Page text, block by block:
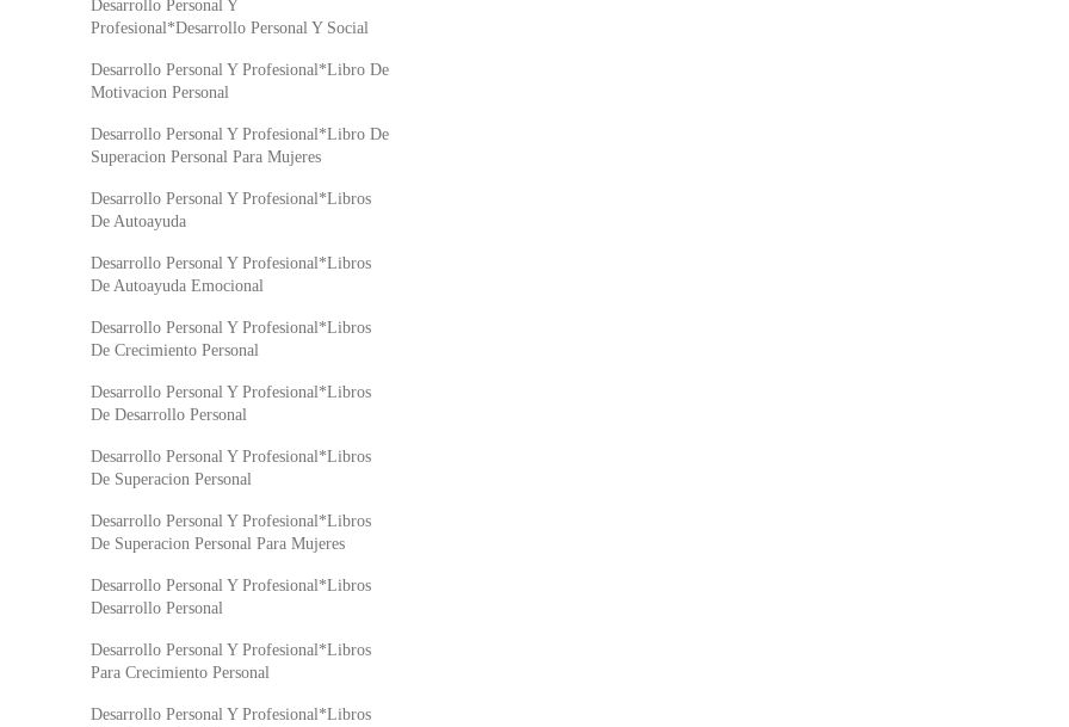
Desarrollo Personal Y
Profesional*Desarrollo Personal Y Social
Desarrollo Personal Y Profesional*Libro De
Motivacion Personal
Desarrollo Personal Y Profesional*Libro De
Superacion Personal Para Mujeres
Desarrollo Personal Y Profesional*Libros
De Autoayuda
Desarrollo Personal Y Profesional*Libros
De Autoayuda Emocional
Desarrollo Personal Y Profesional*Libros
De Crecimiento Personal
Desarrollo Personal Y Profesional*Libros
De Desarrollo Personal
Desarrollo Personal Y Profesional*Libros
De Superacion Personal
Desarrollo Personal Y Profesional*Libros
De Superacion Personal Para Mujeres
Desarrollo Personal Y Profesional*Libros
Desarrollo Personal
Desarrollo Personal Y Profesional*Libros
Para Crecimiento Personal
Desarrollo Personal Y Profesional*Libros